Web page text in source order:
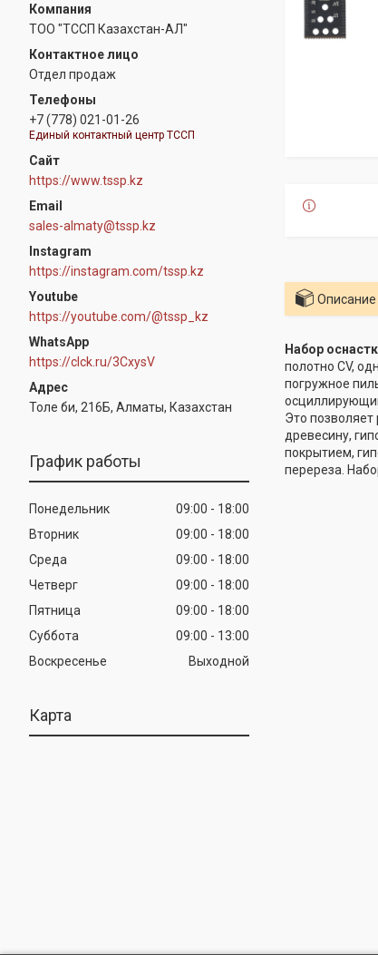
ТОО "ТССП Казахстан-АЛ"
Отдел продаж
+7 (778) 021-01-26
Единый контактный центр ТССП
https://www.tssp.kz
sales-almaty@tssp.kz
Instagram
https://instagram.com/tssp.kz
Youtube
https://youtube.com/@tssp_kz
WhatsApp
https://clck.ru/3CxysV
Толе би, 216Б, Алматы, Казахстан
График работы
Понедельник 09:00
18:00
Вторник
09:00
18:00
Среда
09:00
18:00
Четверг
09:00
18:00
Пятница
09:00
18:00
Суббота
09:00
13:00
Воскресенье
Выходной
Карта
Описание
Набор
полотно CV,
погружное
Это
древесину,
покрытием,
перереза.